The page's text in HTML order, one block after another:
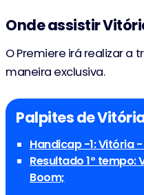
Onde assistir
O Premiere irá realizar a
maneira exclusiva.
Palpites de
Handicap -1: Vitória
Resultado 1º tempo:
Boom;